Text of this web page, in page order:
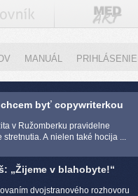
MANUÁL PRIHLÁSENIE
byť copywriterkou
v Ružomberku pravidelne
A nielen také hocija ...
„Žijeme v blahobyte!“
dvojstranového rozhovoru